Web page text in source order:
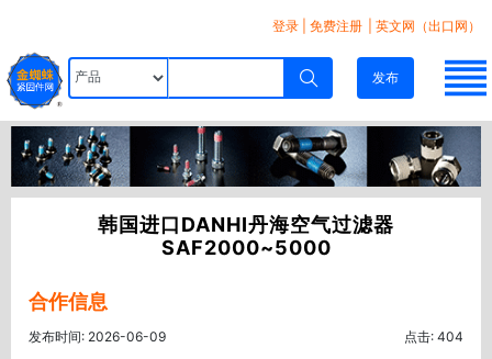
登录 免费注册 | 英文网（出口网）
发布
韩国进口DANHI丹海空气过滤器
SAF2000~5000
合作信息
发布时间: 2026-06-09 点击: 404